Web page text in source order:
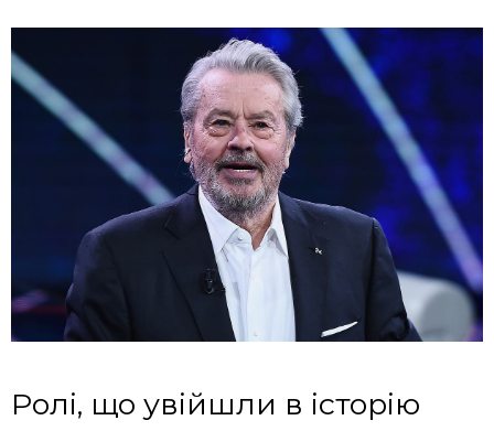
Ролі, що увійшли в історію